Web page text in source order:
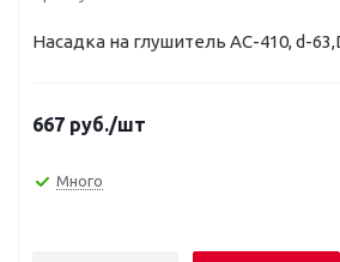
Насадка на глушитель AC-410, d-
667 руб./шт
Много